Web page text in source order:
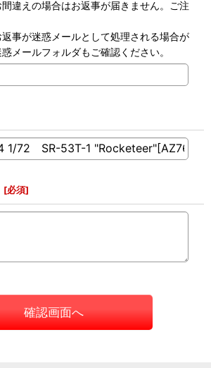
違えの場合はお返事が届きません。ご注
事が迷惑メールとして処理される場合が
メールフォルダもご確認ください。
[必須]
確認画面へ